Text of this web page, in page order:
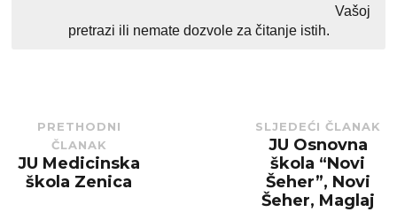
Vašoj
pretrazi ili nemate dozvole za čitanje istih.
PRETHODNI
ČLANAK
Previous
post:
JU Medicinska
škola Zenica
SLJEDEĆI ČLANAK
NextJU Osnovna
škola “Novi
Šeher”, Novi
Šeher, Maglaj